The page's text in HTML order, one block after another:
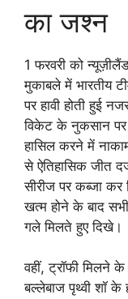
का जश्न
1 फरवरी को
मुकाबले में भारतीय
पर हावी होती हुई
विकेट के नुकसान पर
हासिल करने में
से ऐतिहासिक जीत
सीरीज पर कब्जा
खत्म होने के बाद
गले मिलते हुए दिखे।
वहीं, ट्रॉफी मिलने
बल्लेबाज पृथ्वी शॉ के